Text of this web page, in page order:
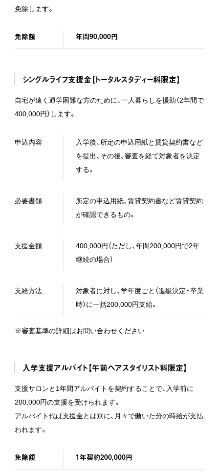
免除します。
免除額 年間90,000円
シングルライフ支援金【トータルスタディー科限定】
自宅が遠く通学困難な方のために、一人暮らしを援助（2年間で
400,000円）します。
申込内容
入学後、所定の申込用紙と賃貸契約書など
を提出、その後、審査を経て対象者を決定
する。
必要書類
所定の申込用紙、賃貸契約書など賃貸契約
が確認できるもの。
支援金額
400,000円（ただし、年間200,000円で2年
継続の場合）
支給方法
対象者に対し、学年度ごと（進級決定・卒業
時）に一括200,000円支給。
※審査基準の詳細はお問い合わせください
入学支援アルバイト【午前ヘアスタイリスト科限定】
支援サロンと1年間アルバイトを契約することで、入学前に
200,000円の支援を受けられます。
アルバイト代は支援金とは別に、月々で働いた分の時給が支払
われます。
免除額 1年契約200,000円